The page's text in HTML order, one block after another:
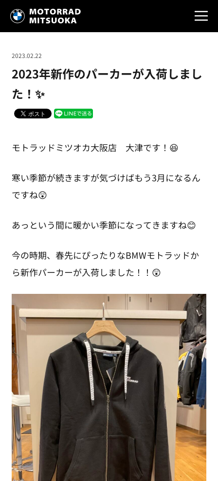
2023年新作のパーカーが入荷しまし
た！✨
2023.02.22
モトラッドミツオカ大阪店 大津です！😆
寒い季節が続きますが気づけばもう3月になるん
ですね😲
あっという間に暖かい季節になってきますね😊
今の時期、春先にぴったりなBMWモトラッドか
ら新作パーカーが入荷しました！！😲